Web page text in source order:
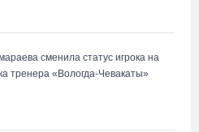
сменила статус игрока на
тренера «Вологда-Чевакаты»